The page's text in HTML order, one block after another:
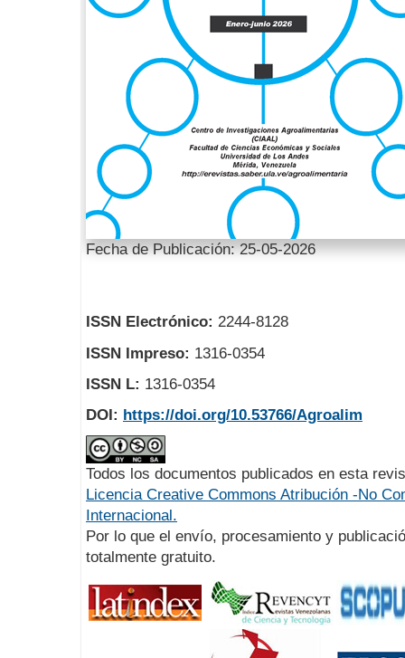
Fecha de Publicación: 25-05-2026
ISSN Electrónico: 2244-8128
ISSN Impreso: 1316-0354
ISSN L: 1316-0354
DOI: https://doi.org/10.53766/Agroalim
Todos los documentos publicados en esta
Licencia Creative Commons Atribución -No
Internacional.
Por lo que el envío, procesamiento y
totalmente gratuito.